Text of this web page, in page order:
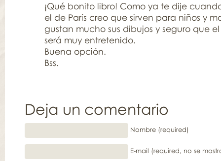
¡Qué bonito libro! Como ya te dije
el de París creo que sirven para niños y
gustan mucho sus dibujos y seguro que
será muy entretenido.
Buena opción.
Bss.
Deja un comentario
Nombre (required)
E-mail (required, no se